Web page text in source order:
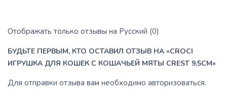
Отображать только отзывы на Русский (0)
БУДЬТЕ ПЕРВЫМ, КТО ОСТАВИЛ ОТЗЫВ НА «CROCI
ИГРУШКА ДЛЯ КОШЕК С КОШАЧЬЕЙ МЯТЫ CREST 9,5CM»
Для отправки отзыва вам необходимо авторизоваться.